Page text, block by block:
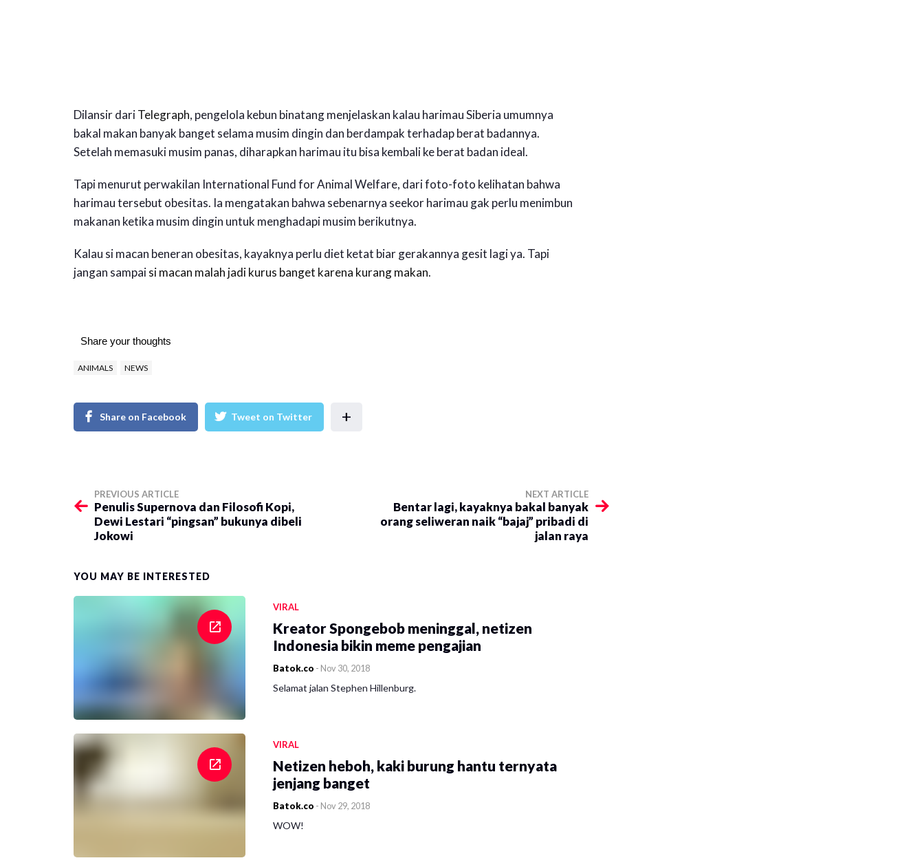
Dilansir dariTelegraph, pengelola kebun binatang menjelaskan kalau harimau Siberia umumnya
bakal makan banyak banget selama musim dingin dan berdampak terhadap berat badannya.
Setelah memasuki musim panas, diharapkan harimau itu bisa kembali ke berat badan ideal.
Tapi menurut perwakilan International Fund for Animal Welfare, dari foto-foto kelihatan bahwa
harimau tersebut obesitas. Ia mengatakan bahwa sebenarnya seekor harimau gak perlu menimbun
makanan ketika musim dingin untuk menghadapi musim berikutnya.
Kalau si macan beneran obesitas, kayaknya perlu diet ketat biar gerakannya gesit lagi ya. Tapi
jangan sampaisi macan malah jadi kurus banget karena kurang makan.
Share your thoughts
ANIMALS NEWS
Share on Facebook Tweet on Twitter +
PREVIOUS ARTICLE
Penulis Supernova dan Filosofi Kopi,
Dewi Lestari “pingsan” bukunya dibeli
Jokowi
NEXT ARTICLE
Bentar lagi, kayaknya bakal banyak
orang seliweran naik “bajaj” pribadi di
jalan raya
YOU MAY BE INTERESTED
VIRAL
Kreator Spongebob meninggal, netizen
Indonesia bikin meme pengajian
Batok.co - Nov 30, 2018
Selamat jalan Stephen Hillenburg.
VIRAL
Netizen heboh, kaki burung hantu ternyata
jenjang banget
Batok.co - Nov 29, 2018
WOW!